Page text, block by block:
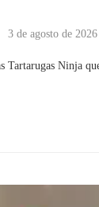
3 de agosto de 2026
Tartarugas Ninja